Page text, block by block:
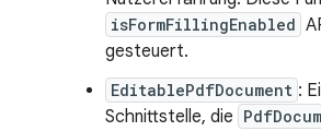
isFormFillingEnabled
gesteuert.
EditablePdfDocument :
Schnittstelle, die